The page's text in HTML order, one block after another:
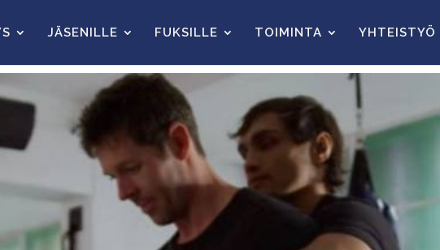
JÄSENILLE FUKSILLE TOIMINTA YHTEISTYÖ